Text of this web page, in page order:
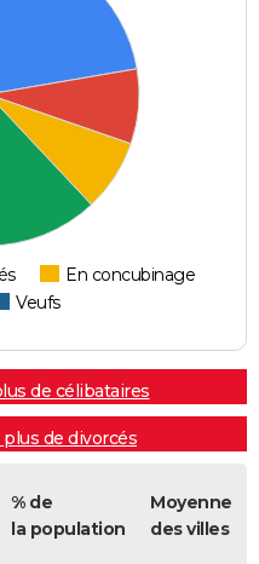
En concubinage
Veufs
de célibataires
plus de divorcés
% de
la population
Moyenne
des villes